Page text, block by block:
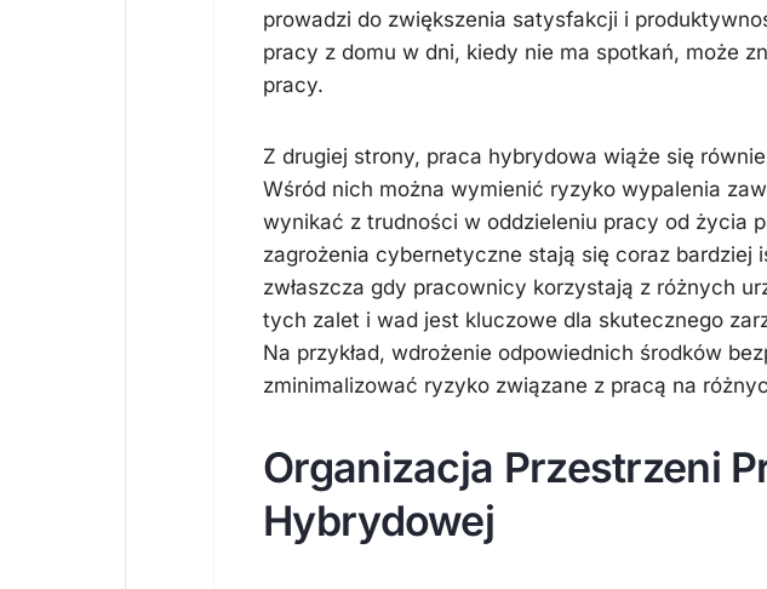
prowadzi do zwiększenia satysfakcji i
pracy z domu w dni, kiedy nie ma spotkań, może
pracy.
Z drugiej strony, praca hybrydowa wiąże się
Wśród nich można wymienić ryzyko wypalenia
wynikać z trudności w oddzieleniu pracy od życia
zagrożenia cybernetyczne stają się coraz bardziej
zwłaszcza gdy pracownicy korzystają z różnych
tych zalet i wad jest kluczowe dla skutecznego
Na przykład, wdrożenie odpowiednich środków
zminimalizować ryzyko związane z pracą na
Organizacja Przestrzeni
Hybrydowej